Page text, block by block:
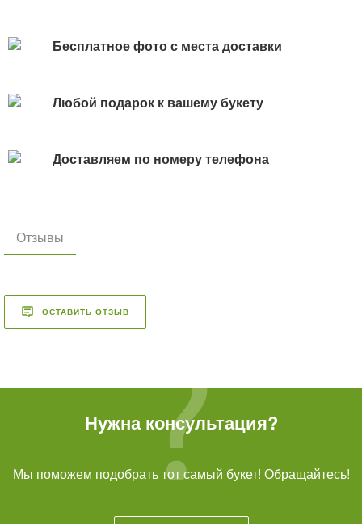
Бесплатное фото с места доставки
Любой подарок к вашему букету
Доставляем по номеру телефона
Отзывы
ОСТАВИТЬ ОТЗЫВ
Нужна консультация?
Мы поможем подобрать тот самый букет! Обращайтесь!